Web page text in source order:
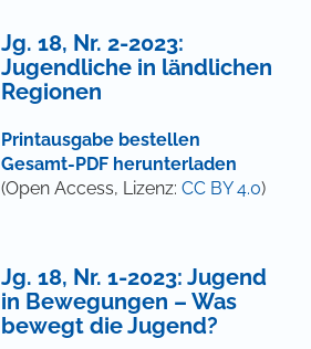
Jg. 18, Nr. 2-2023:
Jugendliche in ländlichen
Regionen
Printausgabe bestellen
Gesamt-PDF herunterladen
(Open Access, Lizenz: CC BY 4.0)
Jg. 18, Nr. 1-2023: Jugend
in Bewegungen – Was
bewegt die Jugend?